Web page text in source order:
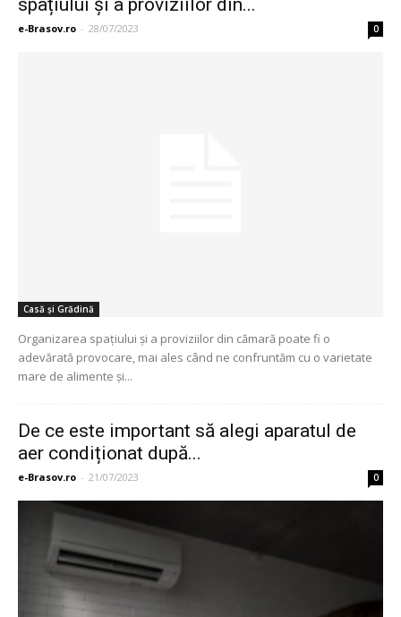
spațiului și a proviziilor din...
e-Brasov.ro - 28/07/2023 0
Casă și Grădină
Organizarea spațiului și a proviziilor din cămară poate fi o
adevărată provocare, mai ales când ne confruntăm cu o varietate
mare de alimente și...
De ce este important să alegi aparatul de
aer condiționat după...
e-Brasov.ro - 21/07/2023 0